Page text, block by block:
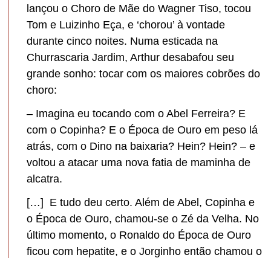
lançou o Choro de Mãe do Wagner Tiso, tocou
Tom e Luizinho Eça, e ‘chorou’ à vontade
durante cinco noites. Numa esticada na
Churrascaria Jardim, Arthur desabafou seu
grande sonho: tocar com os maiores cobrões do
choro:
– Imagina eu tocando com o Abel Ferreira? E
com o Copinha? E o Época de Ouro em peso lá
atrás, com o Dino na baixaria? Hein? Hein? – e
voltou a atacar uma nova fatia de maminha de
alcatra.
[…] E tudo deu certo. Além de Abel, Copinha e
o Época de Ouro, chamou-se o Zé da Velha. No
último momento, o Ronaldo do Época de Ouro
ficou com hepatite, e o Jorginho então chamou o